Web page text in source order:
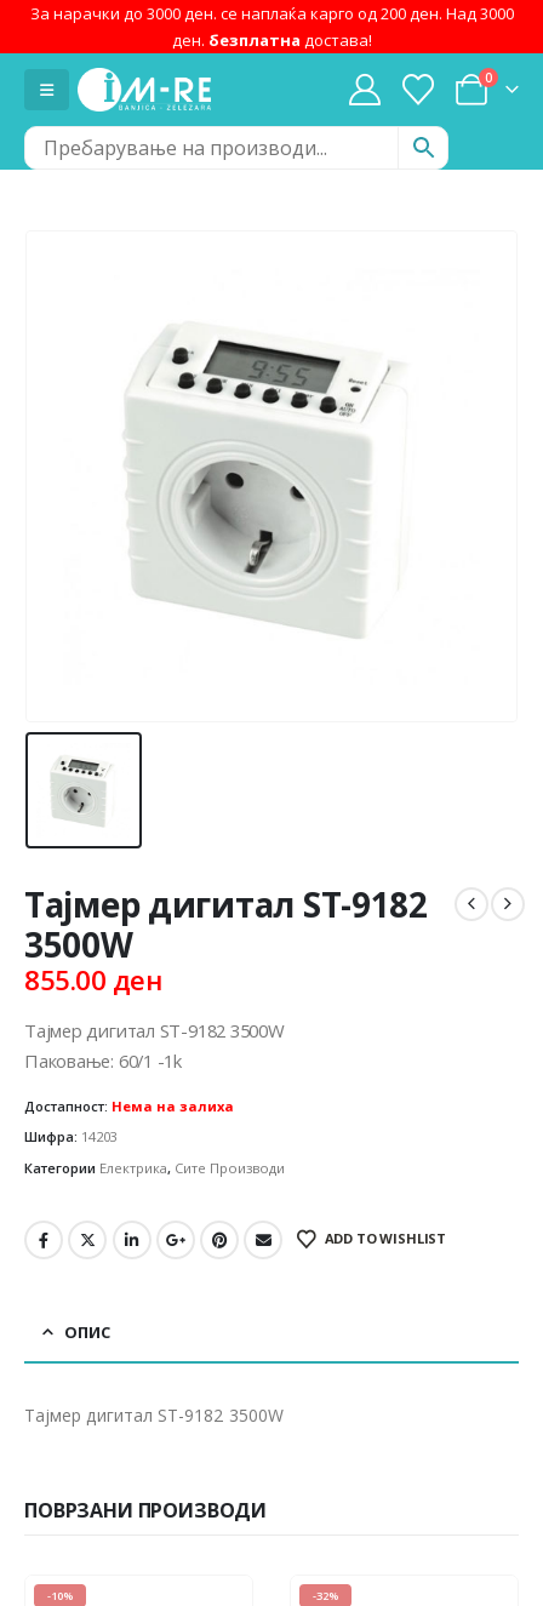
За нарачки до 3000 ден. се наплаќа карго од 200 ден. Над 3000
ден. безплатна достава!
0
Тајмер дигитал ST-9182
3500W
855.00 ден
Тајмер дигитал ST-9182 3500W
Паковање: 60/1 -1k
Достапност: Нема на залиха
Шифра: 14203
Категории Електрика, Сите Производи
ADD TO WISHLIST
ОПИС
Тајмер дигитал ST-9182 3500W
ПОВРЗАНИ ПРОИЗВОДИ
-10% -32%